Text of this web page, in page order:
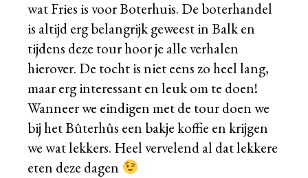
wat Fries is voor Boterhuis. De boterhandel
is altijd erg belangrijk geweest in Balk en
tijdens deze tour hoor je alle verhalen
hierover. De tocht is niet eens zo heel lang,
maar erg interessant en leuk om te doen!
Wanneer we eindigen met de tour doen we
bij het Bûterhûs een bakje koffie en krijgen
we wat lekkers. Heel vervelend al dat lekkere
eten deze dagen